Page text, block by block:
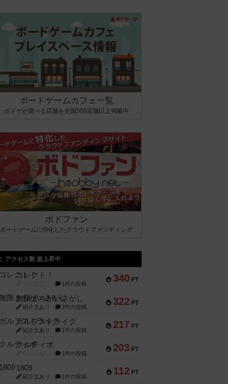
ボードゲームカフェ一覧
ボドゲが遊べる店舗を全国500店舗以上掲載中
ボドファン
ボードゲームに特化したクラウドファンディング
アクセス数 急上昇中
340 PT
コレクト！
1件の投稿
322 PT
無限まちがいさがし
紹介文あり 2件の投稿
217 PT
ガルフストライク
紹介文あり 1件の投稿
203 PT
クルティボ
1件の投稿
112 PT
1809
紹介文あり 1件の投稿